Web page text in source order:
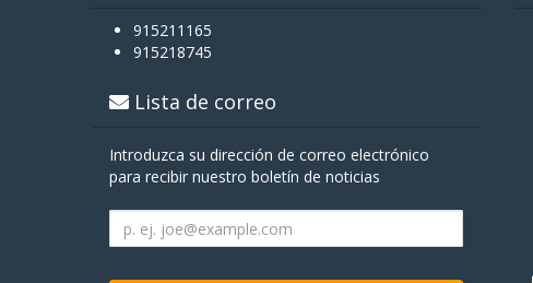
915211165
915218745
Lista de correo
Introduzca su dirección de correo electrónico
para recibir nuestro boletín de noticias